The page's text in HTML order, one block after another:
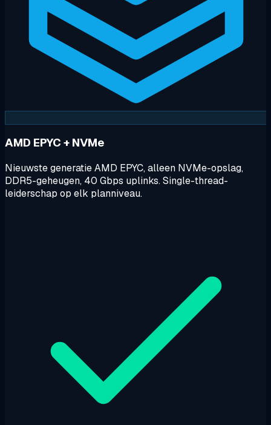
AMD EPYC + NVMe
Nieuwste generatie AMD EPYC, alleen NVMe-opslag,
DDR5-geheugen, 40 Gbps uplinks. Single-thread-
leiderschap op elk planniveau.